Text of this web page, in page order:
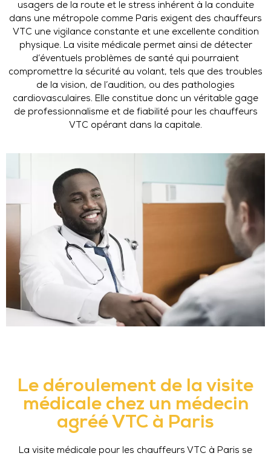
usagers de la route et le stress inhérent à la conduite
dans une métropole comme Paris exigent des chauffeurs
VTC une vigilance constante et une excellente condition
physique. La visite médicale permet ainsi de détecter
d’éventuels problèmes de santé qui pourraient
compromettre la sécurité au volant, tels que des troubles
de la vision, de l’audition, ou des pathologies
cardiovasculaires. Elle constitue donc un véritable gage
de professionnalisme et de fiabilité pour les chauffeurs
VTC opérant dans la capitale.
Le déroulement de la visite
médicale chez un médecin
agréé VTC à Paris
La visite médicale pour les chauffeurs VTC à Paris se